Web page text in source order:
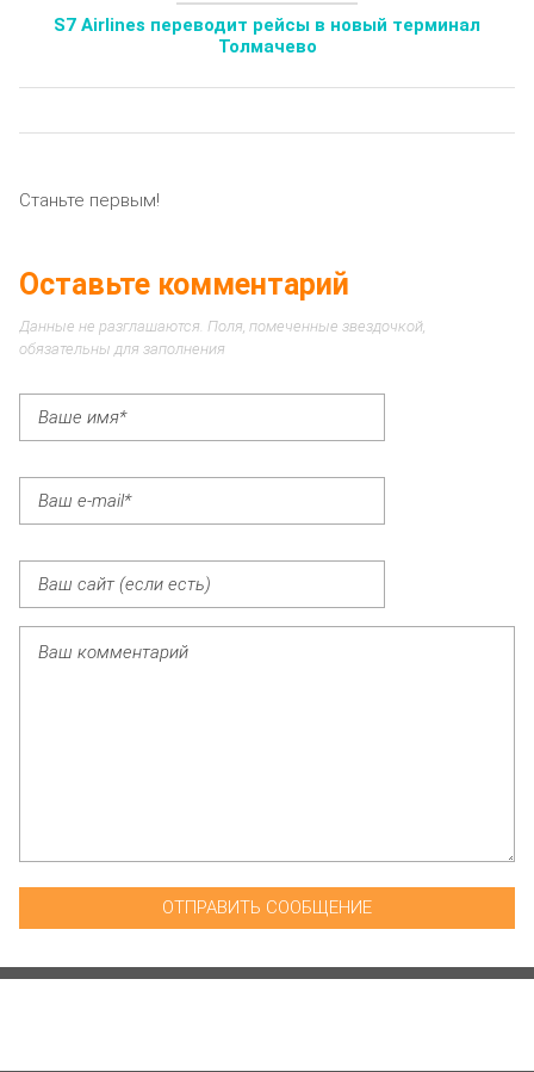
S7 Airlines переводит рейсы в новый терминал
Толмачево
Станьте первым!
Оставьте комментарий
Данные не разглашаются. Поля, помеченные звездочкой,
обязательны для заполнения